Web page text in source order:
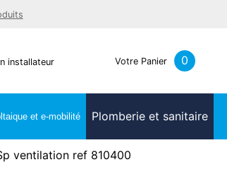
installateur Votre Panier 0
et e-mobilité Plomberie et sanitaire
ventilation ref 810400